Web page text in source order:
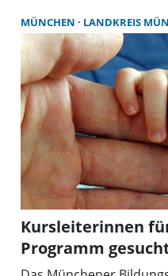
MÜNCHEN LANDKREIS
Kursleiterinnen
Programm